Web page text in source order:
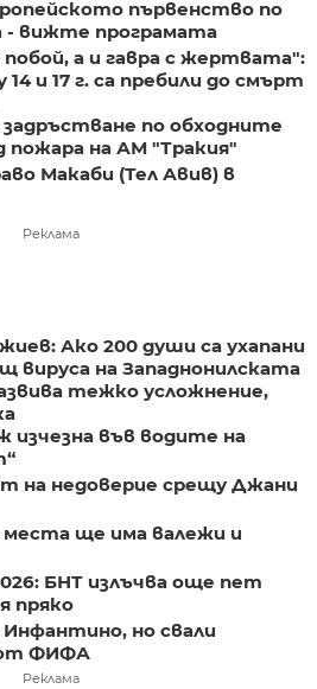
първенство по
- вижте програмата
побой, а и гавра с жертвата":
и 17 г. са пребили до смърт
по обходните
на АМ "Тракия"
Макаби (Тел Авив) в
Реклама
Ако 200 души са ухапани
вируса на Западнонилската
тежко усложнение,
изчезна във водите на
на недоверие срещу Джани
места ще има валежи и
БНТ излъчва още пет
пряко
но свали
ФИФА
Реклама